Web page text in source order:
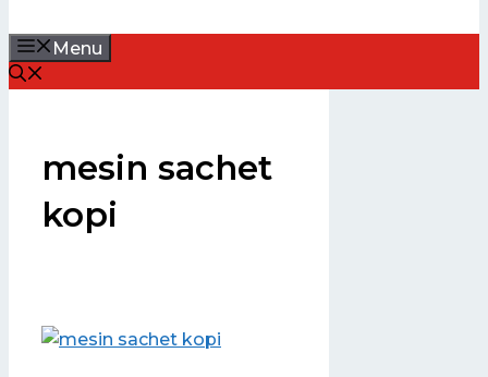
Menu
mesin sachet
kopi